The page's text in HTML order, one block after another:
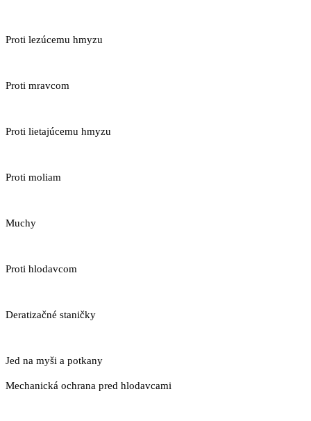
Proti lezúcemu hmyzu
Proti mravcom
Proti lietajúcemu hmyzu
Proti moliam
Muchy
Proti hlodavcom
Deratizačné staničky
Jed na myši a potkany
Mechanická ochrana pred hlodavcami